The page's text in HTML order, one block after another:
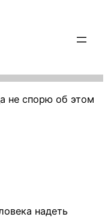
не спорю об этом
надеть